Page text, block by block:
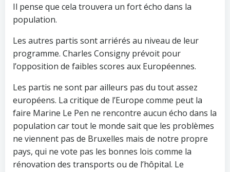
Il pense que cela trouvera un fort écho dans la
population.
Les autres partis sont arriérés au niveau de leur
programme. Charles Consigny prévoit pour
l’opposition de faibles scores aux Européennes.
Les partis ne sont par ailleurs pas du tout assez
européens. La critique de l’Europe comme peut la
faire Marine Le Pen ne rencontre aucun écho dans la
population car tout le monde sait que les problèmes
ne viennent pas de Bruxelles mais de notre propre
pays, qui ne vote pas les bonnes lois comme la
rénovation des transports ou de l’hôpital. Le